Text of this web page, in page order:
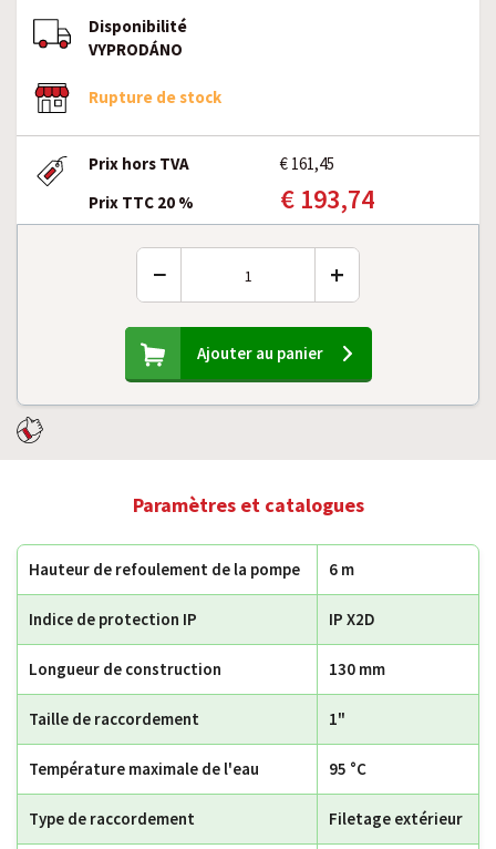
Disponibilité
VYPRODÁNO
Rupture de stock
Prix hors TVA
€ 161,45
Prix TTC 20 %
€ 193,74
− +
Ajouter au panier
Paramètres et catalogues
Hauteur de refoulement de la pompe 6 m
Indice de protection IP IP X2D
Longueur de construction 130 mm
Taille de raccordement 1"
Température maximale de l'eau 95 °C
Type de raccordement Filetage extérieur